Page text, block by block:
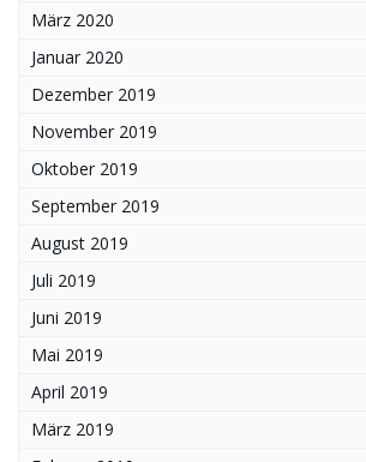
März 2020
Januar 2020
Dezember 2019
November 2019
Oktober 2019
September 2019
August 2019
Juli 2019
Juni 2019
Mai 2019
April 2019
März 2019